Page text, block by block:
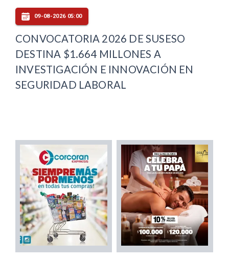
09-08-2026 05:00
CONVOCATORIA 2026 DE SUSESO
DESTINA $1.664 MILLONES A
INVESTIGACIÓN E INNOVACIÓN EN
SEGURIDAD LABORAL